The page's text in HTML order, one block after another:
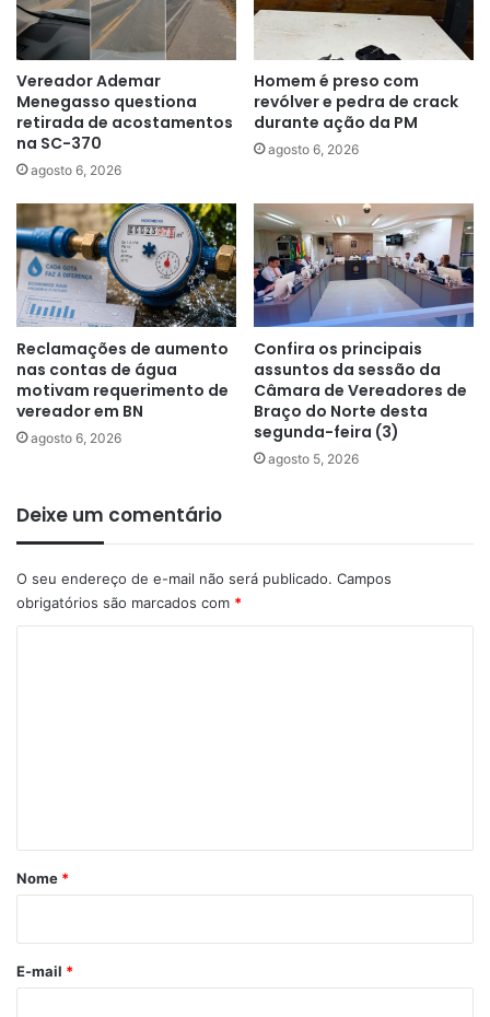
Vereador Ademar
Menegasso questiona
retirada de acostamentos
na SC-370
agosto 6, 2026
Homem é preso com
revólver e pedra de crack
durante ação da PM
agosto 6, 2026
Reclamações de aumento
nas contas de água
motivam requerimento de
vereador em BN
agosto 6, 2026
Confira os principais
assuntos da sessão da
Câmara de Vereadores de
Braço do Norte desta
segunda-feira (3)
agosto 5, 2026
Deixe um comentário
O seu endereço de e-mail não será publicado. Campos
obrigatórios são marcados com *
r
*
Nome *
E-mail *